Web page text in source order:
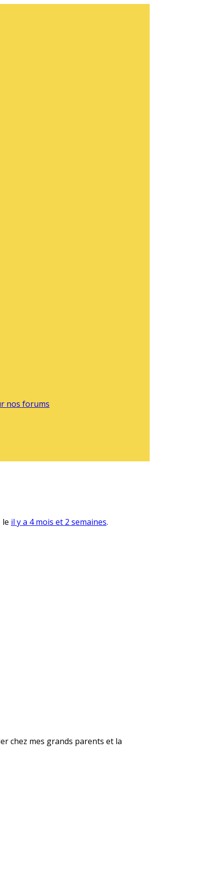
nos forums
le il y a 4 mois et 2 semaines.
chez mes grands parents et la